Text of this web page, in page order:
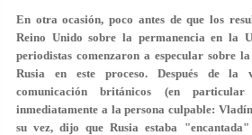
En otra ocasión, poco antes de que los
Reino Unido sobre la permanencia en la
periodistas comenzaron a especular sobre
Rusia en este proceso. Después de la
comunicación británicos (en particular
inmediatamente a la persona culpable:
su vez, dijo que Rusia estaba